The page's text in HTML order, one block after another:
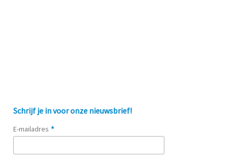
Schrijf je in voor onze nieuwsbrief!
E-mailadres *